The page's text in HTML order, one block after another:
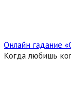
Онлайн гадание
Когда любишь